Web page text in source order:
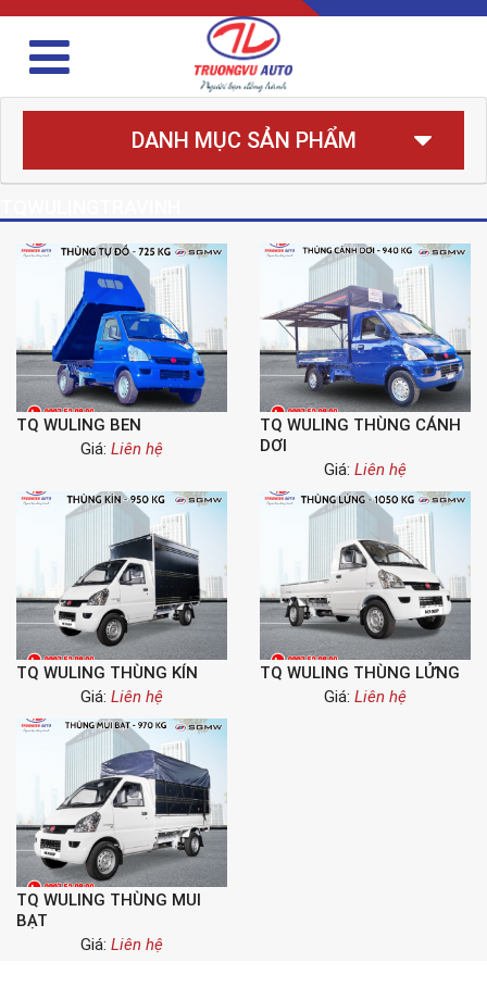
DANH MỤC SẢN PHẨM
TQ WULING BEN
Giá: Liên hệ
TQ WULING THÙNG CÁNH
DƠI
Giá: Liên hệ
TQ WULING THÙNG KÍN
Giá: Liên hệ
TQ WULING THÙNG LỬNG
Giá: Liên hệ
TQ WULING THÙNG MUI
BẠT
Giá: Liên hệ